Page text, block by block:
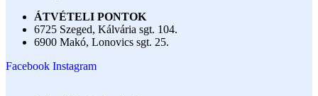
ÁTVÉTELI PONTOK
6725 Szeged, Kálvária sgt. 104.​
6900 Makó, Lonovics sgt. 25.
Facebook Instagram